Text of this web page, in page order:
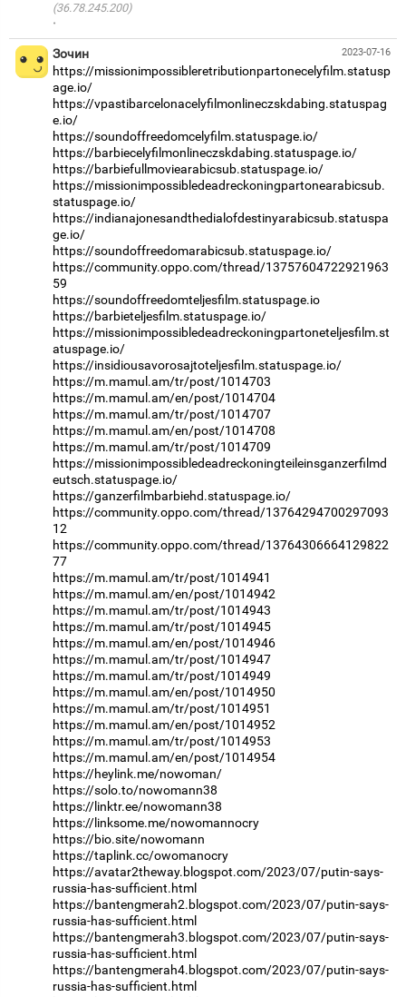
(36.78.245.200)
·
2023-07-16
Зочин
https://missionimpossibleretributionpartonecelyfilm.statusp
age.io/
https://vpastibarcelonacelyfilmonlineczskdabing.statuspag
e.io/
https://soundoffreedomcelyfilm.statuspage.io/
https://barbiecelyfilmonlineczskdabing.statuspage.io/
https://barbiefullmoviearabicsub.statuspage.io/
https://missionimpossibledeadreckoningpartonearabicsub.
statuspage.io/
https://indianajonesandthedialofdestinyarabicsub.statuspa
ge.io/
https://soundoffreedomarabicsub.statuspage.io/
https://community.oppo.com/thread/13757604722921963
59
https://soundoffreedomteljesfilm.statuspage.io
https://barbieteljesfilm.statuspage.io/
https://missionimpossibledeadreckoningpartoneteljesfilm.st
atuspage.io/
https://insidiousavorosajtoteljesfilm.statuspage.io/
https://m.mamul.am/tr/post/1014703
https://m.mamul.am/en/post/1014704
https://m.mamul.am/tr/post/1014707
https://m.mamul.am/en/post/1014708
https://m.mamul.am/tr/post/1014709
https://missionimpossibledeadreckoningteileinsganzerfilmd
eutsch.statuspage.io/
https://ganzerfilmbarbiehd.statuspage.io/
https://community.oppo.com/thread/13764294700297093
12
https://community.oppo.com/thread/13764306664129822
77
https://m.mamul.am/tr/post/1014941
https://m.mamul.am/en/post/1014942
https://m.mamul.am/tr/post/1014943
https://m.mamul.am/tr/post/1014945
https://m.mamul.am/en/post/1014946
https://m.mamul.am/tr/post/1014947
https://m.mamul.am/tr/post/1014949
https://m.mamul.am/en/post/1014950
https://m.mamul.am/tr/post/1014951
https://m.mamul.am/en/post/1014952
https://m.mamul.am/tr/post/1014953
https://m.mamul.am/en/post/1014954
https://heylink.me/nowoman/
https://solo.to/nowomann38
https://linktr.ee/nowomann38
https://linksome.me/nowomannocry
https://bio.site/nowomann
https://taplink.cc/owomanocry
https://avatar2theway.blogspot.com/2023/07/putin-says-
russia-has-sufficient.html
https://bantengmerah2.blogspot.com/2023/07/putin-says-
russia-has-sufficient.html
https://bantengmerah3.blogspot.com/2023/07/putin-says-
russia-has-sufficient.html
https://bantengmerah4.blogspot.com/2023/07/putin-says-
russia-has-sufficient.html